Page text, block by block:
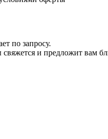
по запросу.
и предложит вам